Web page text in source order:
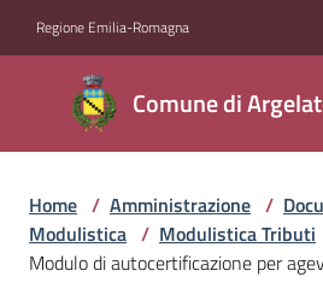
Regione Emilia-Romagna
Comune di
Comune
di
Argelato
Amministrazione
Home / Amministrazione /
Modulistica / Modulistica Tributi
Modulo di autocertificazione per